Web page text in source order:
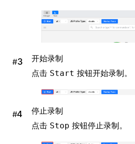
#
开始录制
点击 Start 按钮开始录制。
#
停止录制
点击 Stop 按钮停止录制。